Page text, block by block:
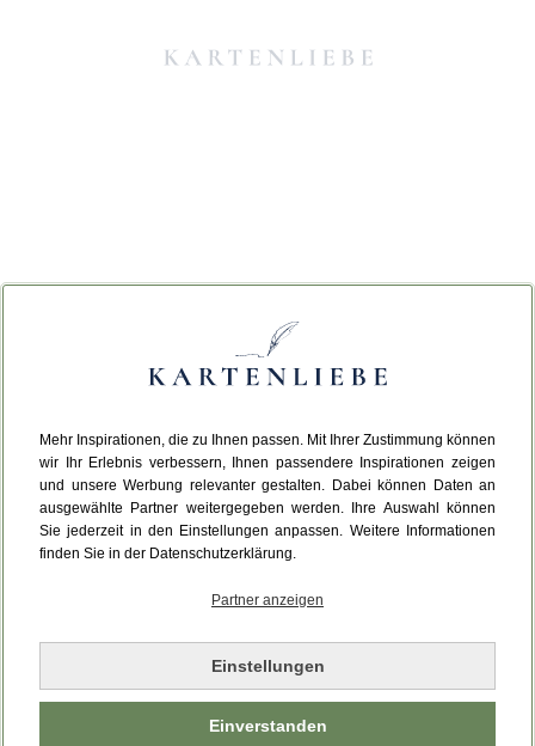
Mehr Inspirationen, die zu Ihnen passen. Mit Ihrer Zustimmung können
wir Ihr Erlebnis verbessern, Ihnen passendere Inspirationen zeigen
und unsere Werbung relevanter gestalten. Dabei können Daten an
ausgewählte Partner weitergegeben werden. Ihre Auswahl können
Sie jederzeit in den Einstellungen anpassen. Weitere Informationen
finden Sie in der Datenschutzerklärung.
Partner anzeigen
Einstellungen
Einverstanden
Da ist etwas schiefgelaufen.
Leider ist ein technischer Fehler aufgetreten.
Bitte laden Sie die Seite neu.